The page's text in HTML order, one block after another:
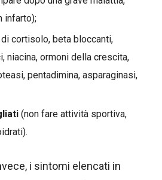
infarto);
cortisolo, beta bloccanti,
niacina, ormoni della crescita,
pentadimina, asparaginasi,
(non fare attività sportiva,
i sintomi elencati in